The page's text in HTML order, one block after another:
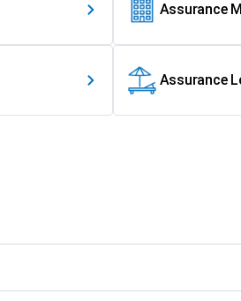
Assurance
Assurance